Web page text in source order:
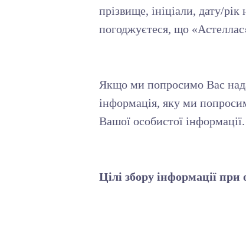
прізвище, ініціали, дату/
погоджуєтеся, що
Якщо ми попросимо Вас
інформація, яку ми
Вашої особистої інформації.
Цілі збору інформації